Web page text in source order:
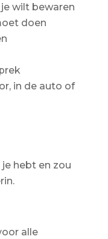
wilt bewaren
doen
in de auto of
hebt en zou
alle